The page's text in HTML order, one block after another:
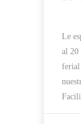
Le
al 20
ferial